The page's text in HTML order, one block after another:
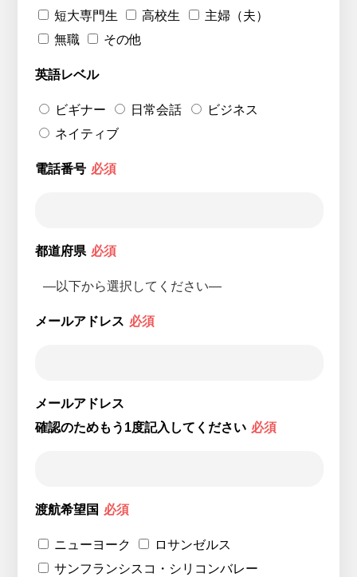
短大専門生
高校生
主婦（夫）
無職
その他
英語レベル
ビギナー 日常会話
ビジネス
ネイティブ
電話番号 必須
都道府県 必須
メールアドレス 必須
メールアドレス
確認のためもう1度記入してください 必須
渡航希望国 必須
ニューヨーク
ロサンゼルス
サンフランシスコ・シリコンバレー